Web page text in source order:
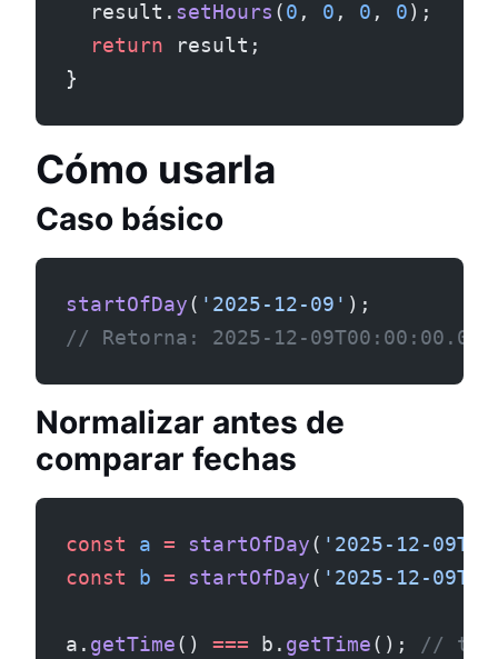
  result.
setHours (0 , 0 , 0 , 0);
  return
result;
}
Cómo usarla
Caso básico
startOfDay( '2025-12-09' );
// Retorna: 2025-12-
Normalizar antes de
comparar fechas
const a = startOfDay( '2025-12-
const b = startOfDay( '2025-12-
a. getTime() === b. getTime(); //